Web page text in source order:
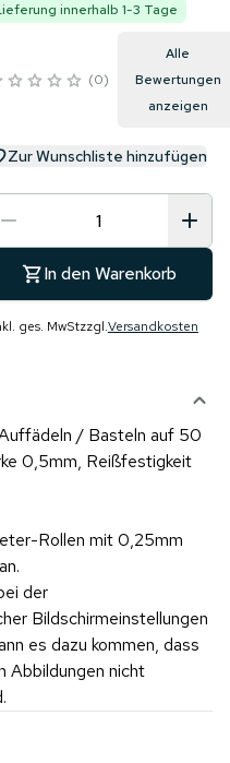
innerhalb 1-3 Tage
0
Alle
Bewertungen
anzeigen
Zur Wunschliste hinzufügen
In den Warenkorb
ges. MwStzzgl.Versandkosten
/ Basteln auf 50
0,5mm, Reißfestigkeit
Rollen mit 0,25mm
der
Bildschirmeinstellungen
es dazu kommen, dass
Abbildungen nicht